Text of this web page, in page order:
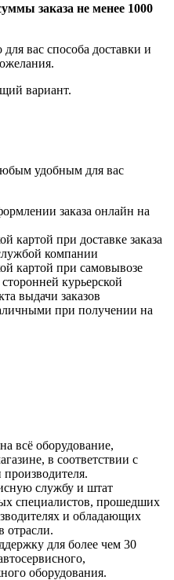
заказа не менее 1000
вас способа доставки и
вариант.
удобным для вас
заказа онлайн на
картой при доставке заказа
компании
картой при самовывозе
курьерской
выдачи заказов
при получении на
всё оборудование,
в соответствии с
службу и штат
специалистов, прошедших
и обладающих
отрасли.
для более чем 30
оборудования.